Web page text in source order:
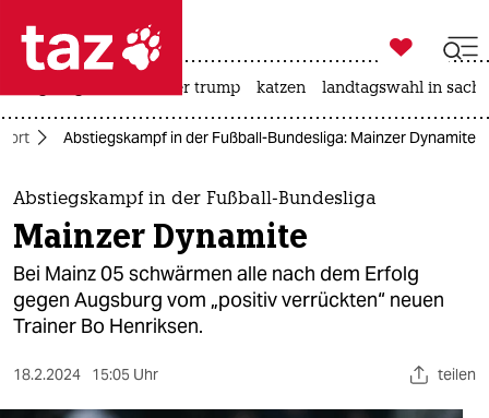
 taz zahl ich
taz zahl ich
themen
politik
öko

taz zahl ich
usa unter trump katzen landtagswahl in
Abstiegskampf in der Fußball-Bundesliga: Mainzer Dynamite
Abstiegskampf in der Fußball-Bundesliga
Mainzer Dynamite
Bei Mainz 05 schwärmen alle nach dem Erfolg
gegen Augsburg vom „positiv verrückten“ neuen
Trainer Bo Henriksen.
18.2.2024 15:05 Uhr teilen